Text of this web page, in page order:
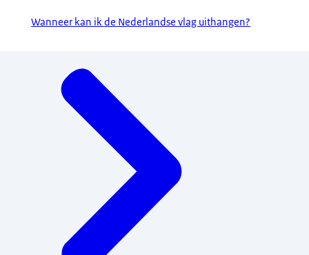
Wanneer kan ik de Nederlandse vlag uithangen?